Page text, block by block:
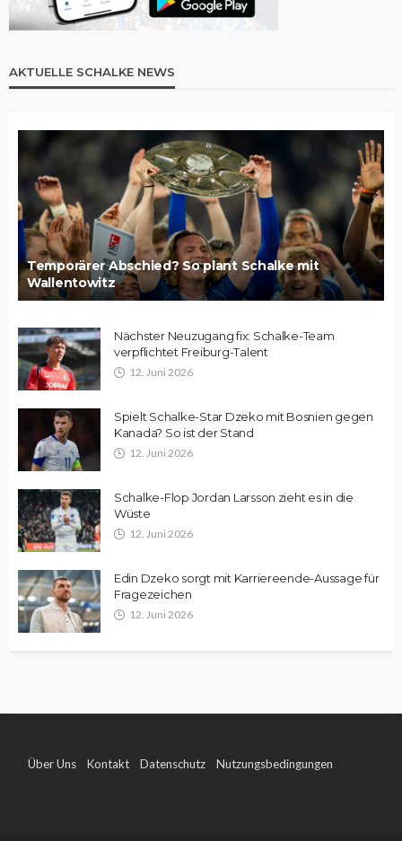
AKTUELLE SCHALKE NEWS
Temporärer Abschied? So plant Schalke mit
Wallentowitz
Nächster Neuzugang fix: Schalke-Team
verpflichtet Freiburg-Talent
12. Juni 2026
Spielt Schalke-Star Dzeko mit Bosnien gegen
Kanada? So ist der Stand
12. Juni 2026
Schalke-Flop Jordan Larsson zieht es in die
Wüste
12. Juni 2026
Edin Dzeko sorgt mit Karriereende-Aussage für
Fragezeichen
12. Juni 2026
Über Uns Kontakt Datenschutz Nutzungsbedingungen